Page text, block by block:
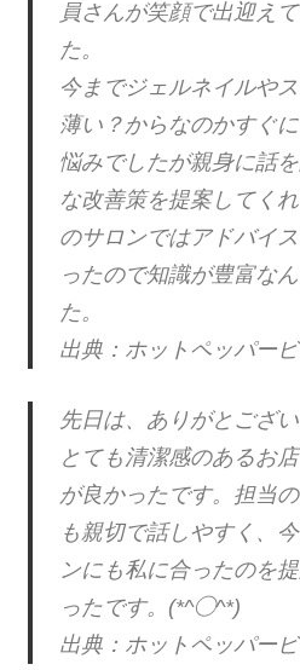
員さんが笑顔で出迎え
た。
今までジェルネイルや
薄い？からなのかすぐ
悩みでしたが親身に話
な改善策を提案してく
のサロンではアドバイ
ったので知識が豊富な
た。
出典：ホットペッパー
先日は、ありがとござ
とても清潔感のあるお
が良かったです。担当
も親切で話しやすく、
ンにも私に合ったのを
ったです。(*^◯^*)
出典：ホットペッパー